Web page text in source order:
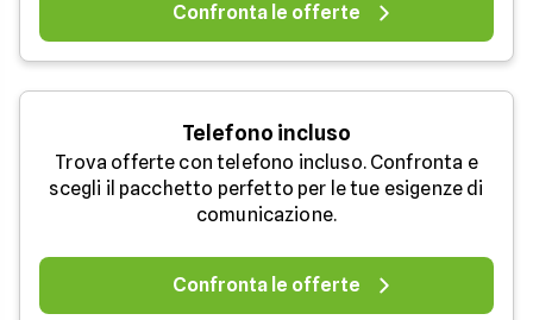
Confronta le offerte
Telefono incluso
Trova offerte con telefono incluso. Confronta e
scegli il pacchetto perfetto per le tue esigenze di
comunicazione.
Confronta le offerte